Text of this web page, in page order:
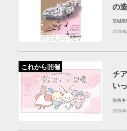
の
茨城県
2026
これから開催
チ
い
渋谷キ
2026